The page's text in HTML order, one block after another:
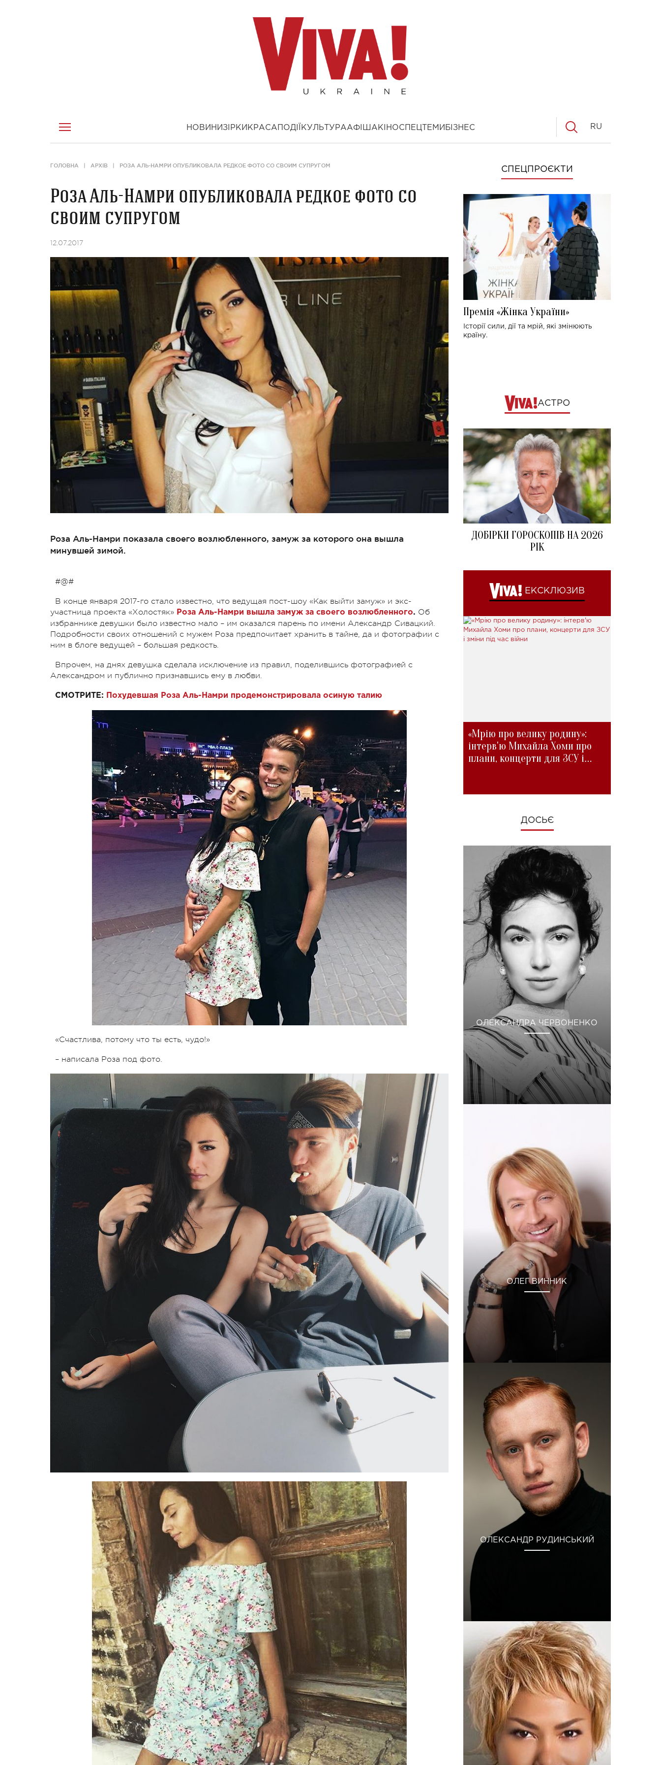
НОВИНИ ЗІРКИ КРАСА ПОДІЇ КУЛЬТУРААФІША КІНОСПЕЦТЕМИ БІЗНЕС RU
ГОЛОВНА АРХІВ РОЗА АЛЬ-НАМРИ ОПУБЛИКОВАЛА РЕДКОЕ ФОТО СО СВОИМ СУПРУГОМ
Роза Аль-Намри опубликовала редкое фото со
своим супругом
12.07.2017
Роза Аль-Намри показала своего возлюбленного, замуж за которого она вышла
минувшей зимой.
#@#
В конце января 2017-го стало известно, что ведущая пост-шоу «Как выйти замуж» и экс-
участница проекта «Холостяк» Роза Аль-Намри вышла замуж за своего возлюбленного. Об
избраннике девушки было известно мало – им оказался парень по имени Александр Сивацкий.
Подробности своих отношений с мужем Роза предпочитает хранить в тайне, да и фотографии с
ним в блоге ведущей – большая редкость.
Впрочем, на днях девушка сделала исключение из правил, поделившись фотографией с
Александром и публично признавшись ему в любви.
СМОТРИТЕ: Похудевшая Роза Аль-Намри продемонстрировала осиную талию
«Счастлива, потому что ты есть, чудо!»
– написала Роза под фото.
СПЕЦПРОЄКТИ
Премія «Жінка України»
Історії сили, дії та мрій, які змінюють
країну.
АСТРО
ДОБІРКИ ГОРОСКОПІВ НА 2026
РІК
ЕКСКЛЮЗИВ
«Мрію про велику родину»:
інтерв'ю Михайла Хоми про
плани, концерти для ЗСУ і
ДОСЬЄ
ОЛЕКСАНДРА ЧЕРВОНЕНКО
ОЛЕГ ВИННИК
ОЛЕКСАНДР РУДИНСЬКИЙ